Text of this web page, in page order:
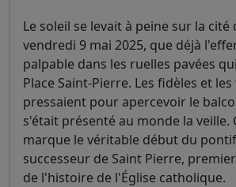
Le soleil se levait à peine sur la cité
vendredi 9 mai 2025, que déjà
palpable dans les ruelles pavées
Place Saint-Pierre. Les fidèles et
pressaient pour apercevoir le
s'était présenté au monde la veille.
marque le véritable début du
successeur de Saint Pierre,
de l'histoire de l'Église catholique.